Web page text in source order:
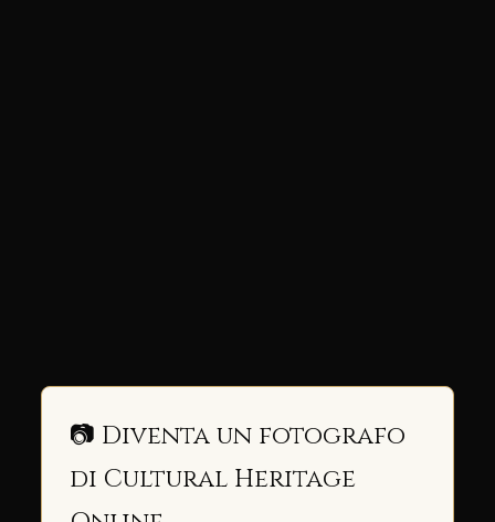
📷 Diventa un fotografo
di Cultural Heritage